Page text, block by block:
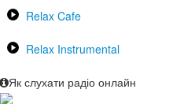
Relax Cafe
Relax Instrumental
Як слухати радіо онлайн